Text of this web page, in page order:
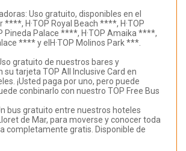
Uso gratuito, disponibles en el
****, H·TOP Royal Beach ****, H·TOP
Pineda Palace ****, H·TOP Amaika ****,
**** y elH·TOP Molinos Park ***.
gratuito de nuestros bares y
tarjeta TOP All Inclusive Card en
¡Usted paga por uno, pero puede
conbinarlo con nuestro TOP Free Bus
bus gratuito entre nuestros hoteles
de Mar, para moverse y conocer toda
completamente gratis. Disponible de